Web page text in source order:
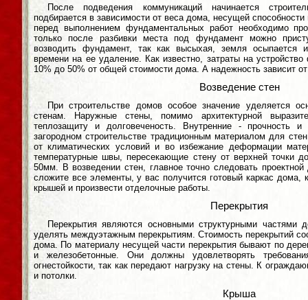
После подведения коммуникаций начинается
подбирается в зависимости от веса дома, несущей
перед выполнением фундаментальных работ необходимо
только после разбивки места под фундамент можно
возводить фундамент, так как высыхая, земля осыпается
времени на ее удаление. Как известно, затраты на
10% до 50% от общей стоимости дома. А надежность зависит
Возведение стен
При строительстве домов особое значение уделяется
стенам. Наружные стены, помимо архитектурной
теплозащиту и долговеченость. Внутренние - прочность
загородном строительстве традиционным материалом для
от климатических условий и во избежание деформации
температурные швы, пересекающие стену от верхней точки
50мм. В возведении стен, главное точно следовать
сложите все элементы, у вас получится готовый каркас дома,
крышей и произвести отделочные работы.
Перекрытия
Перекрытия являются основными структурными частями
уделять междуэтажным перекрытиям. Стоимость перекрытий
дома. По материалу несущей части перекрытия бывают по
и железобетонные. Они должны удовлетворять
огнестойкости, так как передают нагрузку на стены. К
и потолки.
Крыша